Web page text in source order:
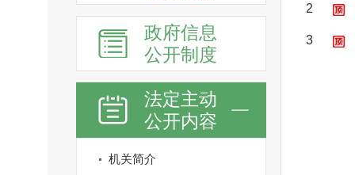
政府信息
公开制度
法定主动
公开内容
机关简介
2
3